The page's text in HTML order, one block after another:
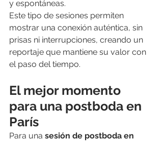
y espontáneas.
Este tipo de sesiones permiten
mostrar una conexión auténtica, sin
prisas ni interrupciones, creando un
reportaje que mantiene su valor con
el paso del tiempo.
El mejor momento
para una postboda en
París
Para una sesión de postboda en